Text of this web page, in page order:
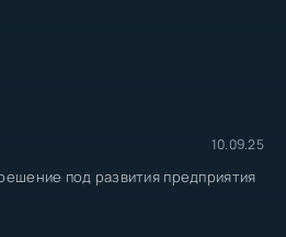
10.09.25
под развития предприятия